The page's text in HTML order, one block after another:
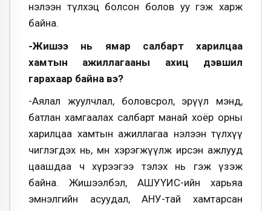
нэлээн түлхэц болсон болов уу гэж харж
байна.
-Жишээ нь ямар салбарт харилцаа
хамтын ажиллагааны ахиц дэвшил
гарахаар байна вэ?
-Аялал жуулчлал, боловсрол, эрүүл мэнд,
батлан хамгаалах салбарт манай хоёр орны
харилцаа хамтын ажиллагаа нэлээн түлхүү
чиглэгдэх нь, өмнө хэрэгжүүлж ирсэн ажлууд
цаашдаа ч хүрээгээ тэлэх нь гэж үзэж
байна. Жишээлбэл, АШУҮИС-ийн харьяа
эмнэлгийн асуудал, АНУ-тай хамтарсан